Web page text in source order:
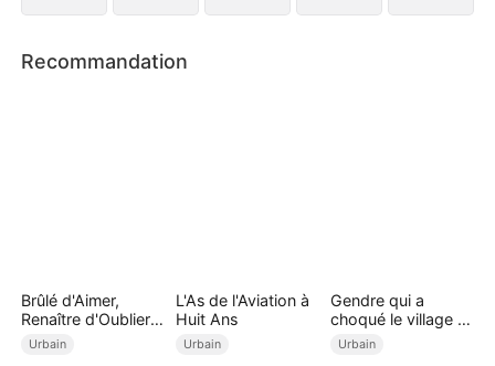
Recommandation
Brûlé d'Aimer,
Renaître d'Oublier (
Doublé )
Urbain
L'As de l'Aviation à
Huit Ans
Urbain
Gendre qui a
choqué le village (
Doublé )
Urbain